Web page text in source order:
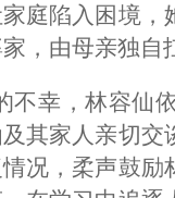
庭陷入困境
，由母亲独自
不幸，林容仙
其家人亲切
况，柔声鼓